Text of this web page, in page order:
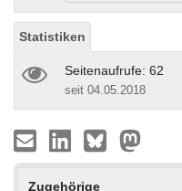
Statistiken
Seitenaufrufe: 62
seit 04.05.2018
Zugehörige